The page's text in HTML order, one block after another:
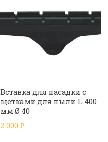
Вставка для насадки с
щетками для пыли L-400
мм Ø 40
2 000₽